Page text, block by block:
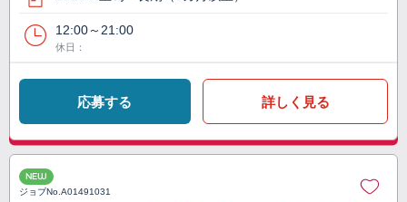
12:00～21:00
休日：
応募する 詳しく見る
NEW
ジョブNo.A01491031